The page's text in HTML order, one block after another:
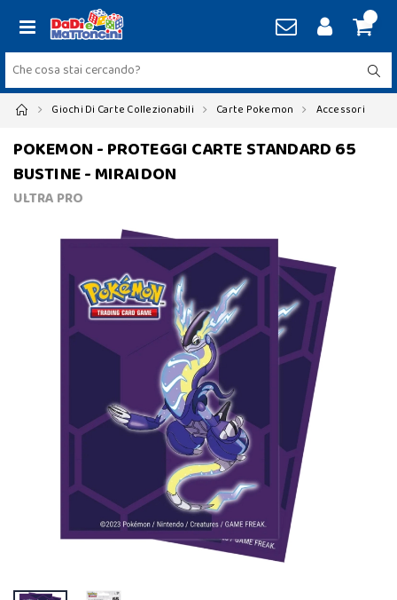
Giochi Di Carte Collezionabili Carte Pokemon Accessori
POKEMON - PROTEGGI CARTE STANDARD 65
BUSTINE - MIRAIDON
ULTRA PRO